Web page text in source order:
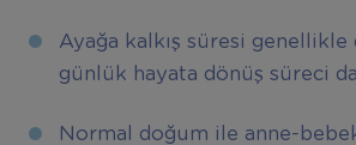
Ayağa kalkış süresi genellikle
günlük hayata dönüş süreci
Normal doğum ile anne-